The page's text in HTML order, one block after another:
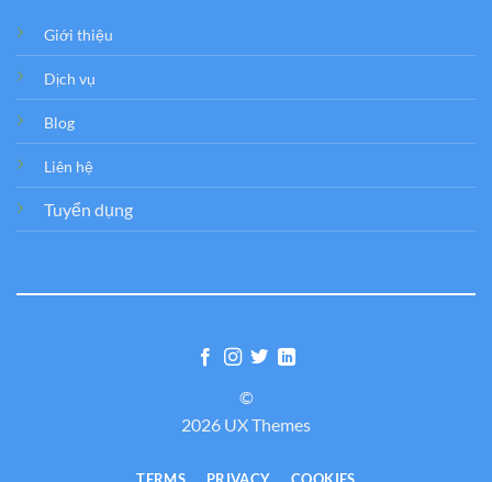
Giới thiệu
Dịch vụ
Blog
Liên hệ
Tuyển dụng
©
2026 UX Themes